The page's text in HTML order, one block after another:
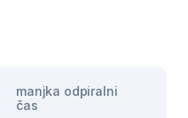
manjka odpiralni
čas